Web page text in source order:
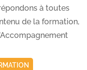
à toutes
de la formation,